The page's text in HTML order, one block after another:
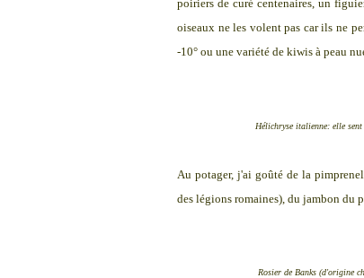
poiriers de curé centenaires, un
oiseaux ne les volent pas car ils ne
-10° ou une variété de kiwis à peau
Hélichryse italienne: elle
Au potager, j'ai goûté de la
des légions romaines), du jambon du
Rosier de Banks (d'origine chinoise),